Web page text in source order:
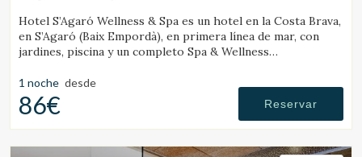
Hotel S’Agaró Wellness & Spa es un hotel en la Costa Brava,
en S’Agaró (Baix Empordà), en primera línea de mar, con
jardines, piscina y un completo Spa & Wellness
1 noche desde
86€ Reservar